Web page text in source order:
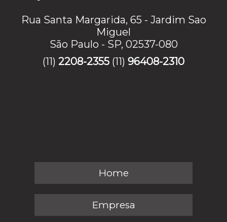
Rua Santa Margarida, 65 - Jardim Sao
Miguel
São Paulo - SP, 02537-080
(11) 2208-2355 (11) 96408-2310
Home
Empresa